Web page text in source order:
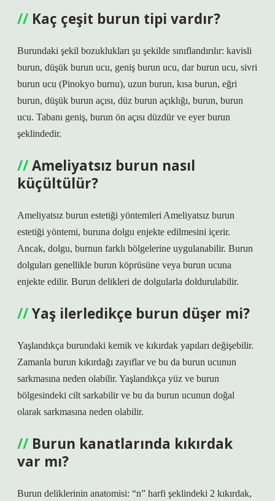
Kaç çeşit burun tipi vardır?
Burundaki şekil bozuklukları şu şekilde sınıflandırılır: kavisli
burun, düşük burun ucu, geniş burun ucu, dar burun ucu, sivri
burun ucu (Pinokyo burnu), uzun burun, kısa burun, eğri
burun, düşük burun açısı, düz burun açıklığı, burun, burun
ucu. Tabanı geniş, burun ön açısı düzdür ve eyer burun
şeklindedir.
Ameliyatsız burun nasıl
küçültülür?
Ameliyatsız burun estetiği yöntemleri Ameliyatsız burun
estetiği yöntemi, buruna dolgu enjekte edilmesini içerir.
Ancak, dolgu, burnun farklı bölgelerine uygulanabilir. Burun
dolguları genellikle burun köprüsüne veya burun ucuna
enjekte edilir. Burun delikleri de dolgularla doldurulabilir.
Yaş ilerledikçe burun düşer mi?
Yaşlandıkça burundaki kemik ve kıkırdak yapıları değişebilir.
Zamanla burun kıkırdağı zayıflar ve bu da burun ucunun
sarkmasına neden olabilir. Yaşlandıkça yüz ve burun
bölgesindeki cilt sarkabilir ve bu da burun ucunun doğal
olarak sarkmasına neden olabilir.
Burun kanatlarında kıkırdak
var mı?
Burun deliklerinin anatomisi: “n” harfi şeklindeki 2 kıkırdak,